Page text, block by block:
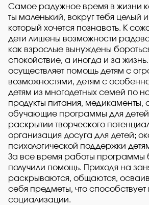
Самое радужное время в жизни
ты маленький, вокруг тебя целый
который хочется познавать. К
дети лишены возможности
как взрослые вынуждены
спокойствие, а иногда и за
осуществляет помощь детям с
возможностями, детям с
детям из многодетных семей по
продукты питания, медикаменты,
обучающие программы для
раскрытии творческого
организация досуга для детей;
психологической поддержки
За все время работы программы
получили помощь. Приходя на
раскрываются, общаются,
себя предметы, что
социализации.